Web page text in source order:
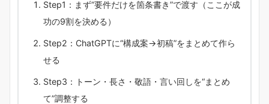
Step1：まず“要件だけを箇条書き”で渡す（ここが成
功の9割を決める）
Step2：ChatGPTに“構成案→初稿”をまとめて作ら
せる
Step3：トーン・長さ・敬語・言い回しを“まとめ
て”調整する